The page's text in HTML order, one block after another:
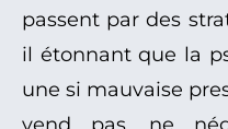
passent par des
il étonnant que la
une si mauvaise